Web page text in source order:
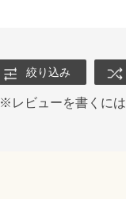
絞り込み
※レビューを書くには